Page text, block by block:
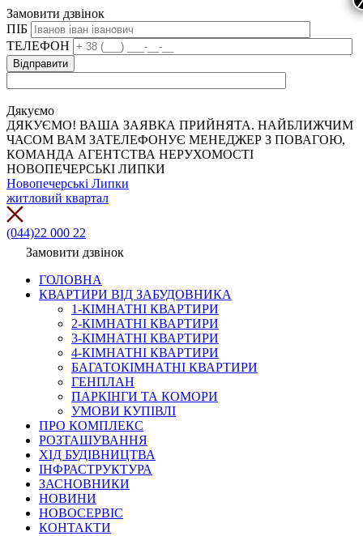
Замовити дзвінок
ПІБ
ТЕЛЕФОН
Дякуємо
ДЯКУЄМО! ВАША ЗАЯВКА ПРИЙНЯТА. НАЙБЛИЖЧИМ
ЧАСОМ ВАМ ЗАТЕЛЕФОНУЄ МЕНЕДЖЕР З ПОВАГОЮ,
КОМАНДА АГЕНТСТВА НЕРУХОМОСТІ
НОВОПЕЧЕРСЬКІ ЛИПКИ
Новопечерські Липки
житловий квартал
(044)22 000 22
Замовити дзвінок
ГОЛОВНА
КВАРТИРИ ВІД ЗАБУДОВНИКА
1-КІМНАТНІ КВАРТИРИ
2-КІМНАТНІ КВАРТИРИ
3-КІМНАТНІ КВАРТИРИ
4-КІМНАТНІ КВАРТИРИ
БАГАТОКІМНАТНІ КВАРТИРИ
ГЕНПЛАН
ПАРКІНГИ ТА КОМОРИ
УМОВИ КУПІВЛІ
ПРО КОМПЛЕКС
РОЗТАШУВАННЯ
ХІД БУДІВНИЦТВА
ІНФРАСТРУКТУРА
ЗАСНОВНИКИ
НОВИНИ
НОВОСЕРВІС
КОНТАКТИ